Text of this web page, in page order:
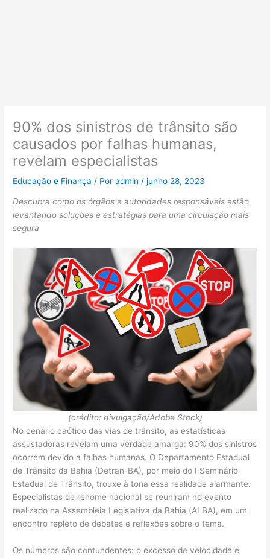
90% dos sinistros de trânsito são
causados por falhas humanas,
revelam especialistas
Educação e Finança / Poradmin /junho 28, 2023
Descubra como os órgãos e autoridades responsáveis estão
levantando soluções e estratégias para uma circulação mais
segura
(crédito: divulgação/Adobe Stock)
No cenário caótico das vias de trânsito, as estatísticas
assustadoras revelam uma verdade amarga: 90% dos sinistros
ocorrem devido a falhas humanas. O Departamento Estadual
de Trânsito da Bahia (Detran-BA), por meio do I Seminário
Estadual de Trânsito, trouxe à tona essa realidade alarmante.
Especialistas de renome nacional se reuniram no evento
realizado na Assembleia Legislativa da Bahia (ALBA), em um
encontro repleto de debates e reflexões sobre o tema.
Os números são contundentes: o excesso de velocidade é